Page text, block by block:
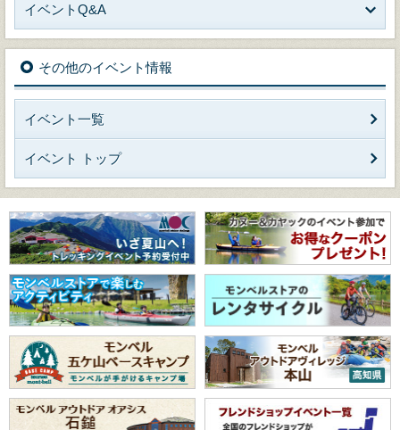
イベントQ&A
その他のイベント情報
イベント一覧
イベント トップ